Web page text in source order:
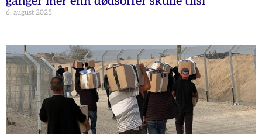
6. august 2025